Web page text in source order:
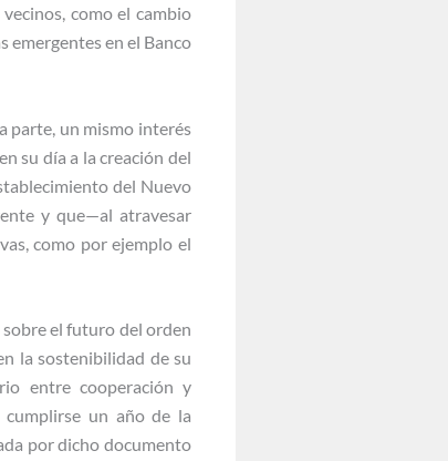
como el cambio
emergentes en el Banco
parte, un mismo interés
su día a la creación del
del Nuevo
y que—al atravesar
como por ejemplo el
el futuro del orden
la sostenibilidad de su
entre cooperación y
cumplirse un año de la
por dicho documento